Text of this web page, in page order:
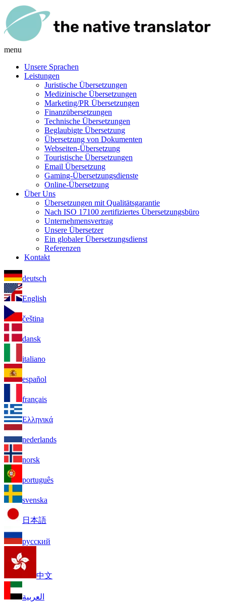
menu
Unsere Sprachen
Leistungen
Juristische Übersetzungen
Medizinische Übersetzungen
Marketing/PR Übersetzungen
Finanzübersetzungen
Technische Übersetzungen
Beglaubigte Übersetzung
Übersetzung von Dokumenten
Webseiten-Übersetzung
Touristische Übersetzungen
Email Übersetzung
Gaming-Übersetzungsdienste
Online-Übersetzung
Über Uns
Übersetzungen mit Qualitätsgarantie
Nach ISO 17100 zertifiziertes Übersetzungsbüro
Unternehmensvertrag
Unsere Übersetzer
Ein globaler Übersetzungsdienst
Referenzen
Kontakt
deutsch
English
čeština
dansk
italiano
español
français
Ελληνικά
nederlands
norsk
português
svenska
日本語
русский
中文
العربية